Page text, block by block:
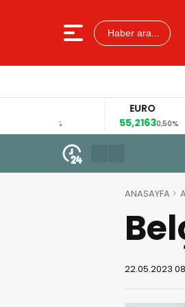
Haber ara...
55,21630,50%
7 Ağustos
ANASAYFA
22.05.2023